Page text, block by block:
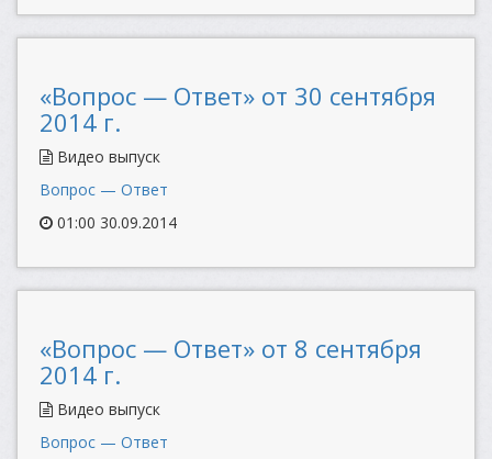
«Вопрос — Ответ» от 30 сентября
2014 г.
Видео выпуск
Вопрос — Ответ
01:00 30.09.2014
«Вопрос — Ответ» от 8 сентября
2014 г.
Видео выпуск
Вопрос — Ответ